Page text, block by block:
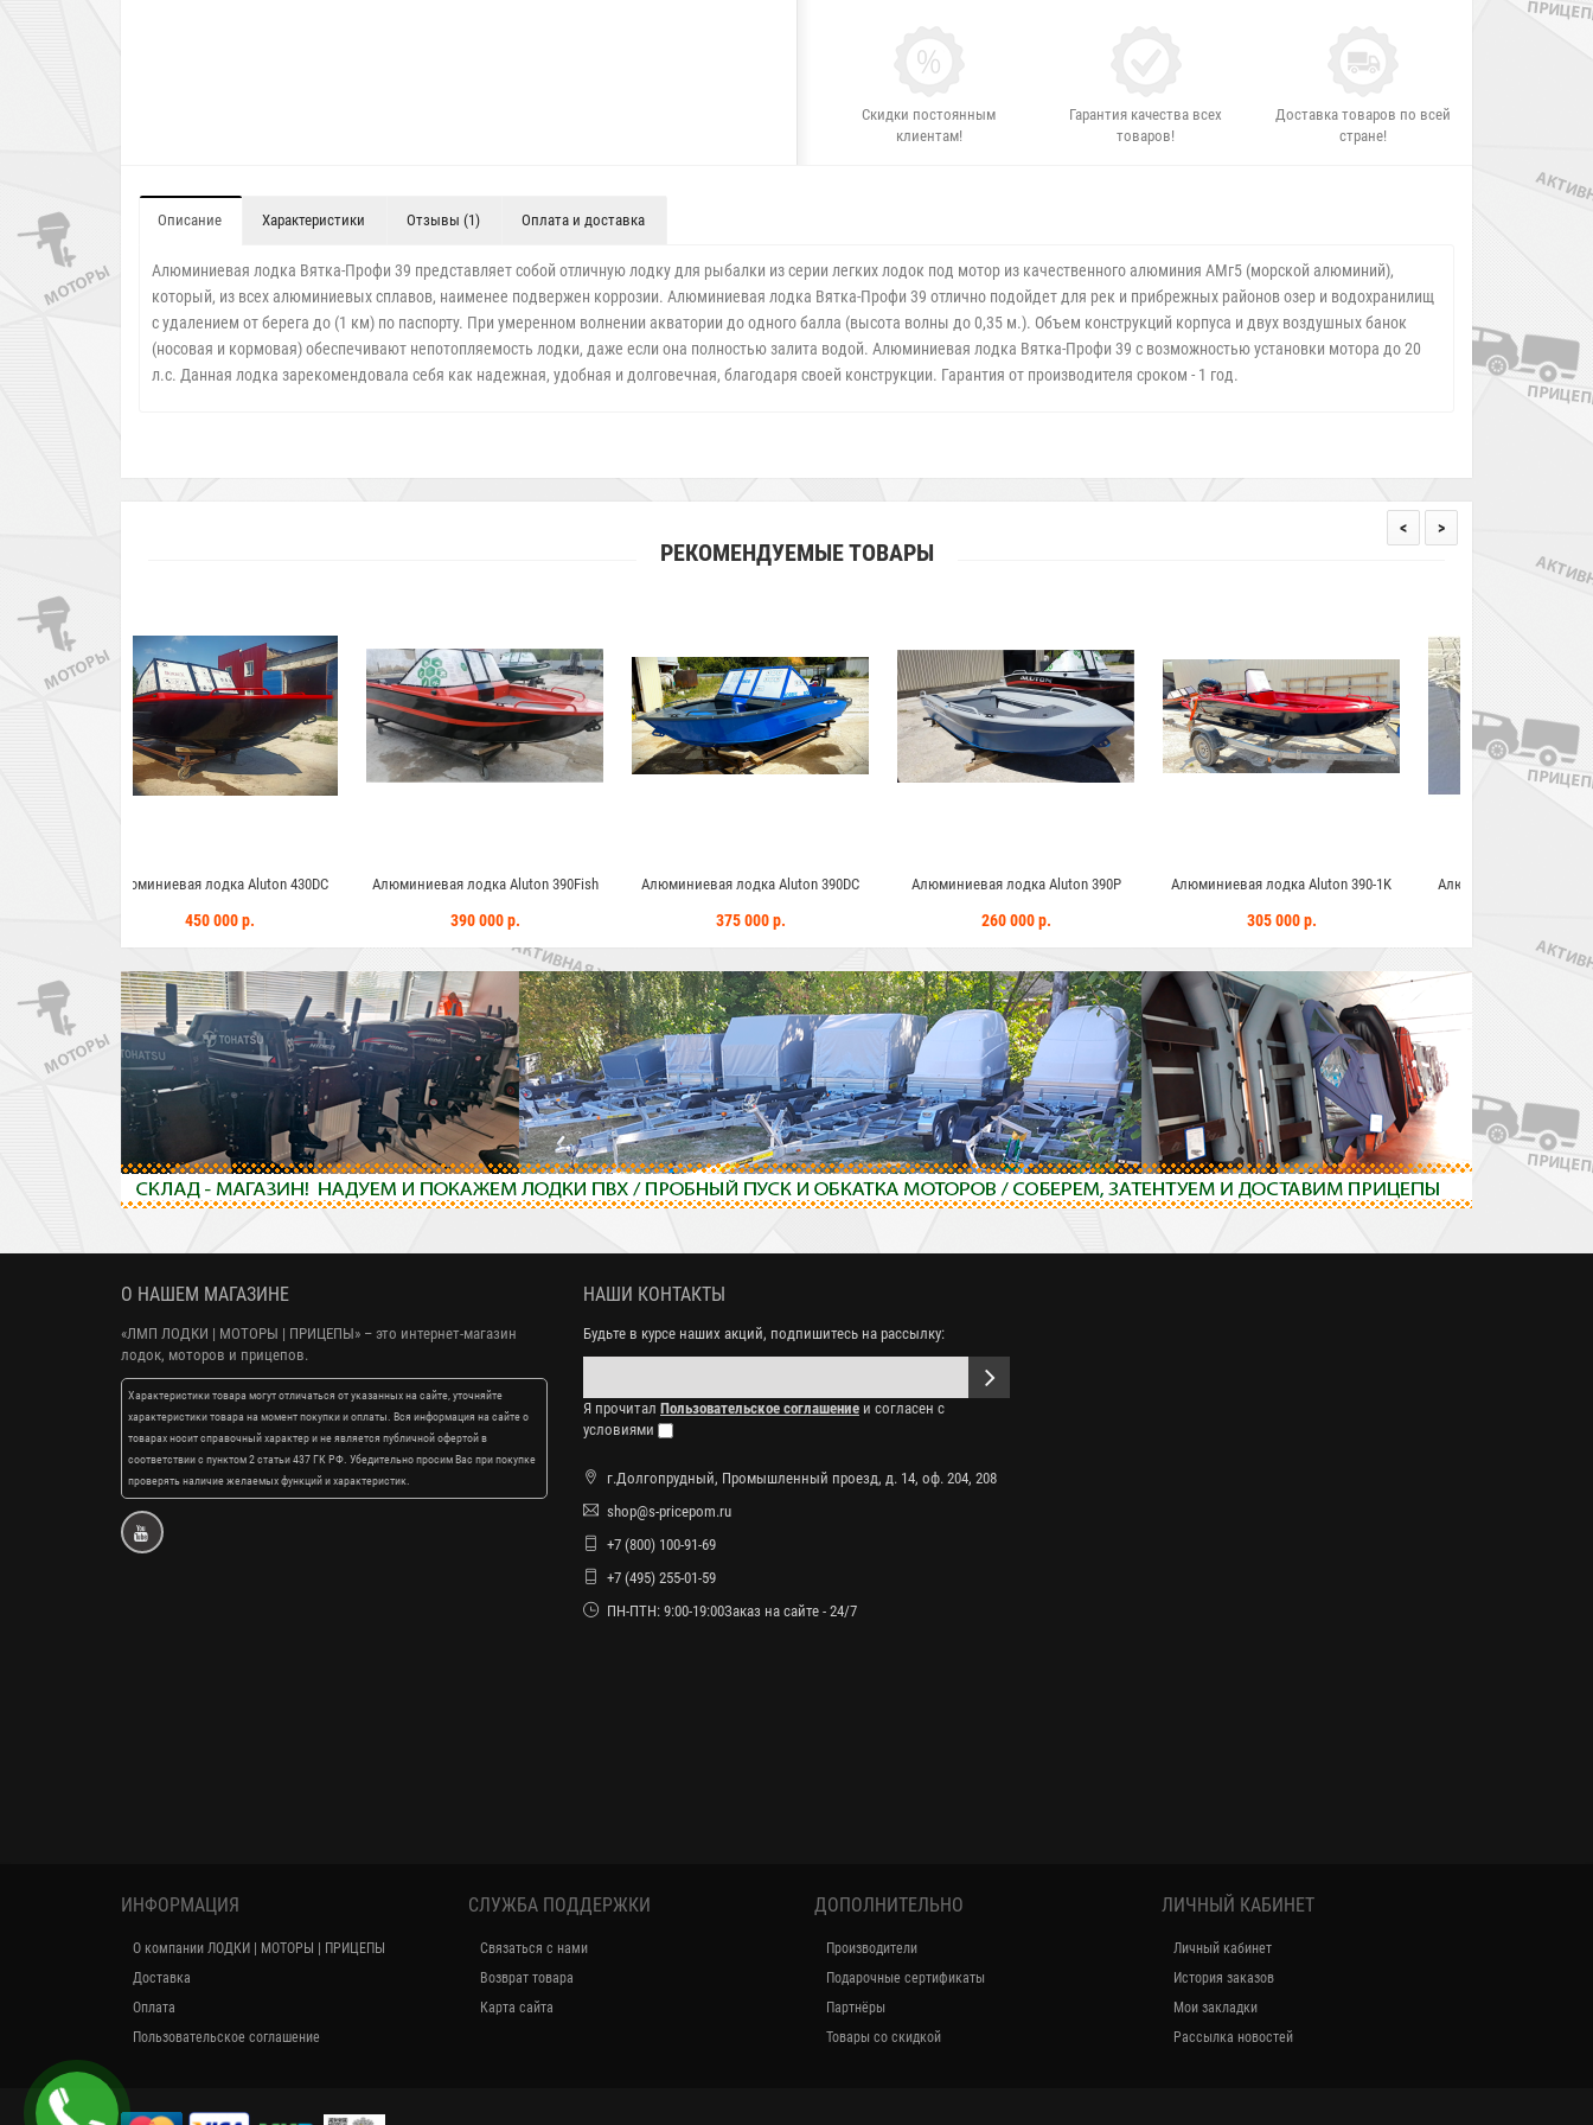
Скидки постоянным
клиентам!
Гарантия качества всех
товаров!
Доставка товаров по всей
стране!
Описание Характеристики Отзывы (1) Оплата и доставка
Алюминиевая лодка Вятка-Профи 39 представляет собой отличную лодку для рыбалки из серии легких лодок под мотор из качественного алюминия АМг5 (морской алюминий),
который, из всех алюминиевых сплавов, наименее подвержен коррозии. Алюминиевая лодка Вятка-Профи 39 отлично подойдет для рек и прибрежных районов озер и водохранилищ
с удалением от берега до (1 км) по паспорту. При умеренном волнении акватории до одного балла (высота волны до 0,35 м.). Объем конструкций корпуса и двух воздушных банок
(носовая и кормовая) обеспечивают непотопляемость лодки, даже если она полностью залита водой. Алюминиевая лодка Вятка-Профи 39 с возможностью установки мотора до 20
л.с. Данная лодка зарекомендовала себя как надежная, удобная и долговечная, благодаря своей конструкции. Гарантия от производителя сроком - 1 год.
РЕКОМЕНДУЕМЫЕ ТОВАРЫ
Алюминиевая лодка Aluton 390Fish
390 000 р.
Алюминиевая лодка Aluton 390DC
375 000 р.
Алюминиевая лодка Aluton 390P
260 000 р.
Алюминиевая лодка Aluton 390-1K
305 000 р.
Алюминиевая лодка Wyatboat-370
174 000 р.
< >
О НАШЕМ МАГАЗИНЕ
«ЛМП ЛОДКИ | МОТОРЫ | ПРИЦЕПЫ» – это интернет-магазин
лодок, моторов и прицепов.
Характеристики товара могут отличаться от указанных на сайте, уточняйте
характеристики товара на момент покупки и оплаты. Вся информация на сайте о
товарах носит справочный характер и не является публичной офертой в
соответствии с пунктом 2 статьи 437 ГК РФ. Убедительно просим Вас при покупке
проверять наличие желаемых функций и характеристик.
НАШИ КОНТАКТЫ
Будьте в курсе наших акций, подпишитесь на рассылку:
Я прочитал Пользовательское соглашение и согласен с
условиями
г.Долгопрудный, Промышленный проезд, д. 14, оф. 204, 208
shop@s-pricepom.ru
+7 (800) 100-91-69
+7 (495) 255-01-59
ПН-ПТН: 9:00-19:00Заказ на сайте - 24/7
ИНФОРМАЦИЯ
О компании ЛОДКИ | МОТОРЫ | ПРИЦЕПЫ
Доставка
Оплата
Пользовательское соглашение
СЛУЖБА ПОДДЕРЖКИ
Связаться с нами
Возврат товара
Карта сайта
ДОПОЛНИТЕЛЬНО
Производители
Подарочные сертификаты
Партнёры
Товары со скидкой
ЛИЧНЫЙ КАБИНЕТ
Личный кабинет
История заказов
Мои закладки
Рассылка новостей